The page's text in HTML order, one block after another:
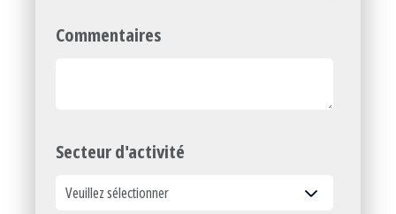
Commentaires
Secteur d'activité